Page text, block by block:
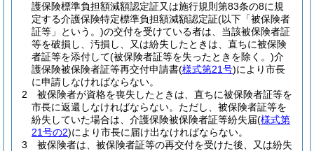
護保険標準負担額減額認定証又は施行規則第83条の8に規
定する介護保険特定標準負担額減額認定証(以下「被保険者
証等」という。)の交付を受けている者は、当該被保険者証
等を破損し、汚損し、又は紛失したときは、直ちに被保険
者証等を添付して(被保険者証等を失ったときを除く。)介
護保険被保険者証等再交付申請書(様式第21号)により市長
に申請しなければならない。
2
被保険者が資格を喪失したときは、直ちに被保険者証等を
市長に返還しなければならない。 ただし、被保険者証等を
紛失していた場合は、介護保険被保険者証等紛失届(様式第
21号の2)により市長に届け出なければならない。
3
被保険者は、被保険者証等の再交付を受けた後、又は紛失